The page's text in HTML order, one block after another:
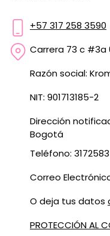
+57 317 258 3590
Carrera 73 c #3a
Razón social:
NIT: 901713185-2
Dirección
Bogotá
Teléfono:
Correo
O deja tus datos
PROTECCIÓN AL